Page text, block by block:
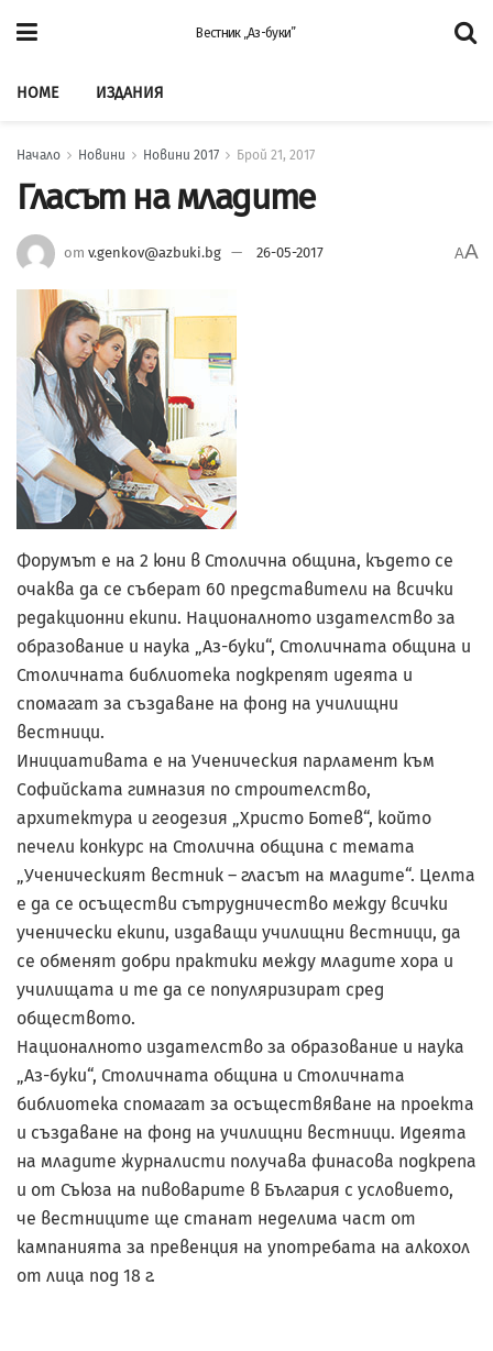
Вестник „Аз-буки”
HOME ИЗДАНИЯ
Начало Новини Новини 2017 Брой 21, 2017
Гласът на младите
от v.genkov@azbuki.bg 26-05-2017 AA
Форумът е на 2 юни в Столична община, където се
очаква да се съберат 60 представители на всички
редакционни екипи. Националното издателство за
образование и наука „Аз-буки“, Столичната община и
Столичната библиотека подкрепят идеята и
спомагат за създаване на фонд на училищни
вестници.
Инициативата е на Ученическия парламент към
Софийската гимназия по строителство,
архитектура и геодезия „Христо Ботев“, който
печели конкурс на Столична община с темата
„Ученическият вестник – гласът на младите“. Целта
е да се осъществи сътрудничество между всички
ученически екипи, издаващи училищни вестници, да
се обменят добри практики между младите хора и
училищата и те да се популяризират сред
обществото.
Националното издателство за образование и наука
„Аз-буки“, Столичната община и Столичната
библиотека спомагат за осъществяване на проекта
и създаване на фонд на училищни вестници. Идеята
на младите журналисти получава финасова подкрепа
и от Съюза на пивоварите в България с условието,
че вестниците ще станат неделима част от
кампанията за превенция на употребата на алкохол
от лица под 18 г.